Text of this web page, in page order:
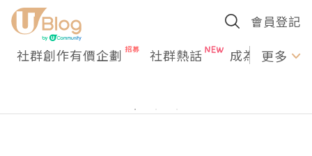
會員登記
社群創作有價企劃 社群熱話 成為U更多